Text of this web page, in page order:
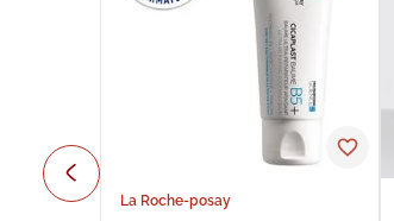
La Roche-posay